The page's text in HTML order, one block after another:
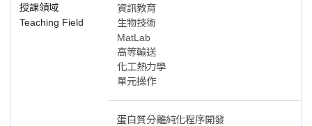
授課領域
Teaching Field
資訊教育
生物技術
MatLab
高等輸送
化工熱力學
單元操作
蛋白質分離純化程序開發